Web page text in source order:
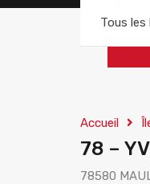
Tous les
Accueil
78 –
78580